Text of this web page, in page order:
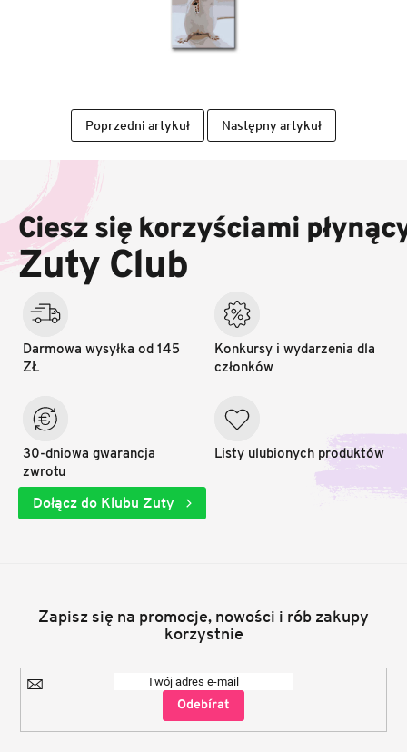
Poprzedni artykuł Następny artykuł
p
k
a
Ciesz się korzyściami
Zuty Club
Darmowa wysyłka od 145
ZŁ
30-dniowa gwarancja
zwrotu
Konkursy i wydarzenia dla
członków
Listy ulubionych produktów
Dołącz do Klubu Zuty
Zapisz się na promocje, nowości i rób zakupy
korzystnie
się